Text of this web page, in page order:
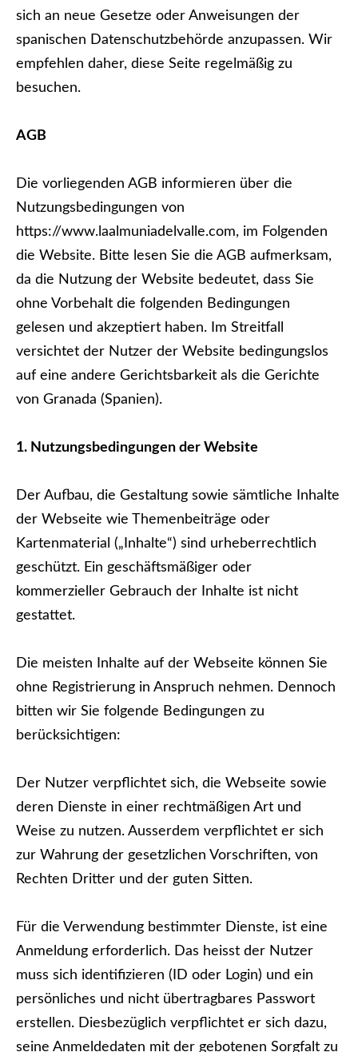
sich an neue Gesetze oder Anweisungen der
spanischen Datenschutzbehörde anzupassen. Wir
empfehlen daher, diese Seite regelmäßig zu
besuchen.
AGB
Die vorliegenden AGB informieren über die
Nutzungsbedingungen von
https://www.laalmuniadelvalle.com, im Folgenden
die Website. Bitte lesen Sie die AGB aufmerksam,
da die Nutzung der Website bedeutet, dass Sie
ohne Vorbehalt die folgenden Bedingungen
gelesen und akzeptiert haben. Im Streitfall
versichtet der Nutzer der Website bedingungslos
auf eine andere Gerichtsbarkeit als die Gerichte
von Granada (Spanien).
1. Nutzungsbedingungen der Website
Der Aufbau, die Gestaltung sowie sämtliche Inhalte
der Webseite wie Themenbeiträge oder
Kartenmaterial („Inhalte“) sind urheberrechtlich
geschützt. Ein geschäftsmäßiger oder
kommerzieller Gebrauch der Inhalte ist nicht
gestattet.
Die meisten Inhalte auf der Webseite können Sie
ohne Registrierung in Anspruch nehmen. Dennoch
bitten wir Sie folgende Bedingungen zu
berücksichtigen:
Der Nutzer verpflichtet sich, die Webseite sowie
deren Dienste in einer rechtmäßigen Art und
Weise zu nutzen. Ausserdem verpflichtet er sich
zur Wahrung der gesetzlichen Vorschriften, von
Rechten Dritter und der guten Sitten.
Für die Verwendung bestimmter Dienste, ist eine
Anmeldung erforderlich. Das heisst der Nutzer
muss sich identifizieren (ID oder Login) und ein
persönliches und nicht übertragbares Passwort
erstellen. Diesbezüglich verpflichtet er sich dazu,
seine Anmeldedaten mit der gebotenen Sorgfalt zu